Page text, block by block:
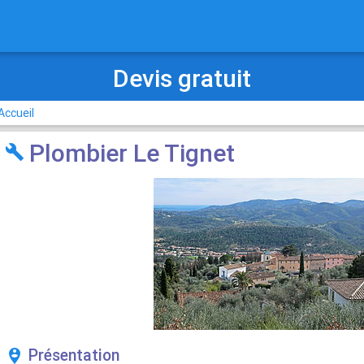
Plombier chauffagiste
 Plombier Le Tignet
person_pin_circle Présentation